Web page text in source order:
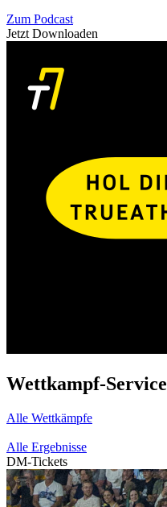
Zum Podcast
Jetzt Downloaden
Wettkampf-Service
Alle Wettkämpfe
Alle Ergebnisse
DM-Tickets